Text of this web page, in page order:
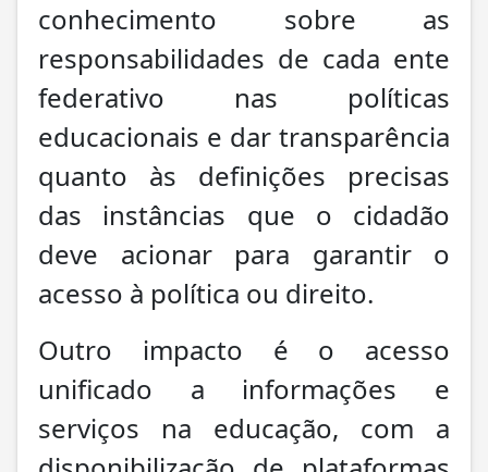
conhecimento sobre as
responsabilidades de cada ente
federativo nas políticas
educacionais e dar transparência
quanto às definições precisas
das instâncias que o cidadão
deve acionar para garantir o
acesso à política ou direito.
Outro impacto é o acesso
unificado a informações e
serviços na educação, com a